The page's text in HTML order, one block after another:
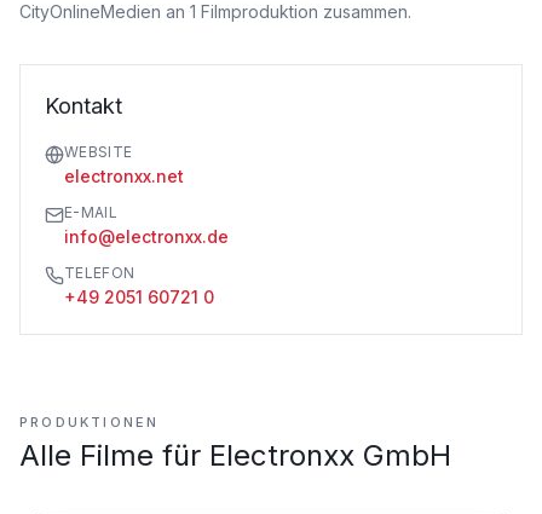
CityOnlineMedien an 1 Filmproduktion zusammen.
Kontakt
WEBSITE
electronxx.net
E-MAIL
info@electronxx.de
TELEFON
+49 2051 60721 0
PRODUKTIONEN
Alle Filme für Electronxx GmbH